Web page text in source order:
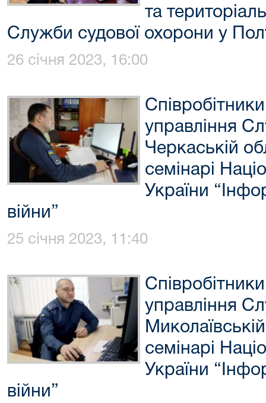
та
Служби судової охорони у
26 січня 2023, 16:00
управління
Черкаській
семінарі
України
війни”
25 січня 2023, 11:40
управління
семінарі
України
війни”